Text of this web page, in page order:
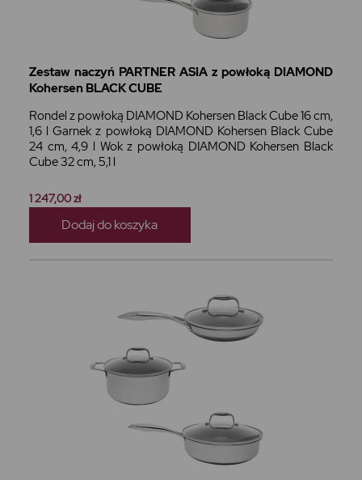
Zestaw naczyń PARTNER ASIA z powłoką DIAMOND
Kohersen BLACK CUBE
Rondel z powłoką DIAMOND Kohersen Black Cube 16 cm,
1,6 l Garnek z powłoką DIAMOND Kohersen Black Cube
24 cm, 4,9 l Wok z powłoką DIAMOND Kohersen Black
Cube 32 cm, 5,1 l
1 247,00 zł
Dodaj do koszyka